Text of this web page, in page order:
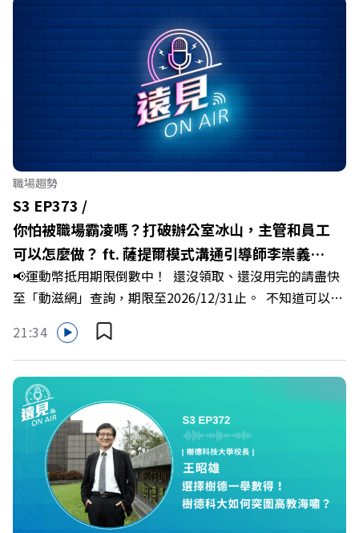
縣長翁章梁、立法委員蔡易餘、財信傳媒集團董事長謝金
河、紙風車劇團創辦人李永豐、以及嘉義縣人力發展所所長
許喻理。帶你深入剖析《嘉義被看見了》書中收錄的八年轉
型故事，讀懂這段洗天換地的歷程，並共同看見下一個黃金
十年的發展藍圖！ 🔺翁章梁縣長如何攜手團隊，在大牌林
立的科技版圖中搶先卡位亞創中心？🔺品牌如何雙重升級，
化傳統作物為高價值的精品品牌？🔺如何將自身的失敗學，
轉化為凝聚團隊與縣民認同感的力量？🔺在迎向黃金十年的
新局下，嘉義如何打造子弟能安心安居的未來？ 主持人／
遠見雜誌副社長兼遠見智庫總編輯 李建興 與談人／嘉義縣
縣長 翁章梁、立法委員 蔡易餘、財信傳媒集團董事長 謝金
河、紙風車劇團創辦人 李永豐、嘉義縣人力發展所所長 許
喻理+++++🎂歡慶遠見40歲生日！手速搶下破天荒的獨家
優惠>>>https://gvmkt.pse.is/9e5pbz✨關注《遠見》更多
的社群：LINE：https://reurl.cc/A4ELQpIG：
https://bit.ly/3AjBWNVYT：https://bit.ly/38jNi9k
職場趨勢
S3 EP373 /
你怕被職場霸凌嗎？打破辦公室冰山，主管和員工
可以怎麼做？ ft. 薩提爾模式溝通引導師李崇義、
謝佳芸
📢運動幣抵用期限倒數中！ 還沒領取、還沒用完的請盡快
至「動滋網」查詢，期限至2026/12/31止。 不知道可以在
哪裡使用嗎？ 上「動滋網」【合作店家】專區，全台五千
多家合作業者任你選，馬上來找適用地點！ ➡️
https://fstry.pse.is/9epct2 —— 以上為 FMTaiwan 與
Firstory Podcast 廣告 —— 你常在職場中感到焦慮、害怕
犯錯，甚至覺得自己正遭受不友善的對待或霸凌嗎？當工作
中的人際摩擦、怕輸怕失敗的緊繃感成為日常，我們不能只
是委屈討好或一味逃避，更需要學會看透人際互動底層的
「職場冰山」。 本集《遠見 ON AIR》邀請到薩提爾模式溝
通引導師、天下文化新書《透視職場冰山》作者李崇義與謝
佳芸老師，帶你透過「冰山理論」拆解職場上的對立與衝
21:34